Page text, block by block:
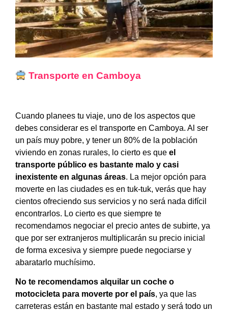
Transporte en Camboya
Cuando planees tu viaje, uno de los aspectos que
debes considerar es el transporte en Camboya. Al ser
un país muy pobre, y tener un 80% de la población
viviendo en zonas rurales, lo cierto es que el
transporte público es bastante malo y casi
inexistente en algunas áreas. La mejor opción para
moverte en las ciudades es en tuk-tuk, verás que hay
cientos ofreciendo sus servicios y no será nada difícil
encontrarlos. Lo cierto es que siempre te
recomendamos negociar el precio antes de subirte, ya
que por ser extranjeros multiplicarán su precio inicial
de forma excesiva y siempre puede negociarse y
abaratarlo muchísimo.
No te recomendamos alquilar un coche o
motocicleta para moverte por el país, ya que las
carreteras están en bastante mal estado y será todo un